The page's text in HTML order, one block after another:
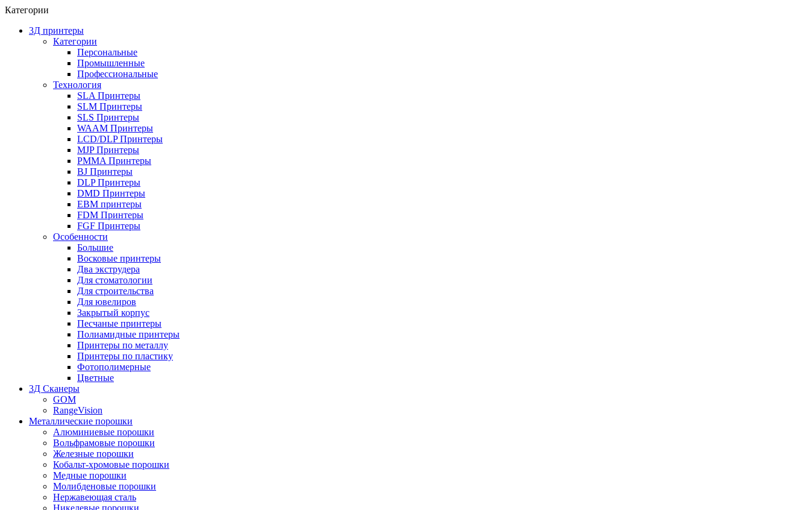
Категории
3Д принтеры
Категории
Персональные
Промышленные
Профессиональные
Технология
SLA Принтеры
SLM Принтеры
SLS Принтеры
WAAM Принтеры
LCD/DLP Принтеры
MJP Принтеры
PMMA Принтеры
BJ Принтеры
DLP Принтеры
DMD Принтеры
EBM принтеры
FDM Принтеры
FGF Принтеры
Особенности
Большие
Восковые принтеры
Два экструдера
Для стоматологии
Для строительства
Для ювелиров
Закрытый корпус
Песчаные принтеры
Полиамидные принтеры
Принтеры по металлу
Принтеры по пластику
Фотополимерные
Цветные
3Д Сканеры
GOM
RangeVision
Металлические порошки
Алюминиевые порошки
Вольфрамовые порошки
Железные порошки
Кобальт-хромовые порошки
Медные порошки
Молибденовые порошки
Нержавеющая сталь
Никелевые порошки